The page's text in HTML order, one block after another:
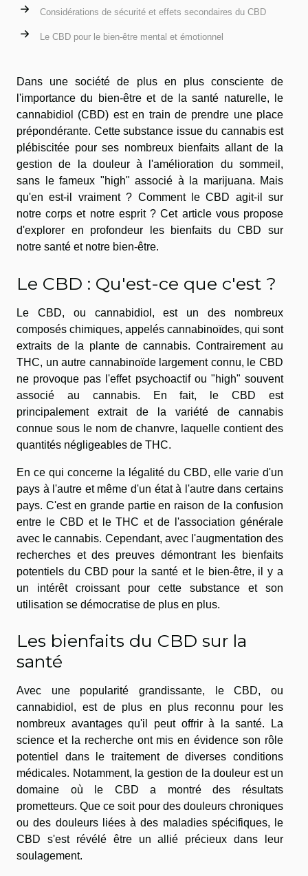
Considérations de sécurité et effets secondaires du CBD
Le CBD pour le bien-être mental et émotionnel
Dans une société de plus en plus consciente de
l'importance du bien-être et de la santé naturelle, le
cannabidiol (CBD) est en train de prendre une place
prépondérante. Cette substance issue du cannabis est
plébiscitée pour ses nombreux bienfaits allant de la
gestion de la douleur à l'amélioration du sommeil,
sans le fameux "high" associé à la marijuana. Mais
qu'en est-il vraiment ? Comment le CBD agit-il sur
notre corps et notre esprit ? Cet article vous propose
d'explorer en profondeur les bienfaits du CBD sur
notre santé et notre bien-être.
Le CBD : Qu'est-ce que c'est ?
Le CBD, ou cannabidiol, est un des nombreux
composés chimiques, appelés cannabinoïdes, qui sont
extraits de la plante de cannabis. Contrairement au
THC, un autre cannabinoïde largement connu, le CBD
ne provoque pas l'effet psychoactif ou "high" souvent
associé au cannabis. En fait, le CBD est
principalement extrait de la variété de cannabis
connue sous le nom de chanvre, laquelle contient des
quantités négligeables de THC.
En ce qui concerne la légalité du CBD, elle varie d'un
pays à l'autre et même d'un état à l'autre dans certains
pays. C'est en grande partie en raison de la confusion
entre le CBD et le THC et de l'association générale
avec le cannabis. Cependant, avec l'augmentation des
recherches et des preuves démontrant les bienfaits
potentiels du CBD pour la santé et le bien-être, il y a
un intérêt croissant pour cette substance et son
utilisation se démocratise de plus en plus.
Les bienfaits du CBD sur la
santé
Avec une popularité grandissante, le CBD, ou
cannabidiol, est de plus en plus reconnu pour les
nombreux avantages qu'il peut offrir à la santé. La
science et la recherche ont mis en évidence son rôle
potentiel dans le traitement de diverses conditions
médicales. Notamment, la gestion de la douleur est un
domaine où le CBD a montré des résultats
prometteurs. Que ce soit pour des douleurs chroniques
ou des douleurs liées à des maladies spécifiques, le
CBD s'est révélé être un allié précieux dans leur
soulagement.